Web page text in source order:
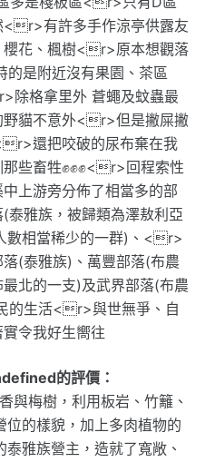
有許多手作涼亭供露友
花、楓樹<r>原本想觀落
是附近沒有果園、茶區
格拿里外 蒼蠅及蚊蟲最
貓不意外<r>但是撇屎撇
還把咬破的尿布棄在我
些畜牲✊✊✊<r>回程索性
上游旁分佈了相當多的部
雅族，被歸類為澤敖利亞
數相當稀少的一群)、<r>
(泰雅族)、萬豐部落(布農
北的一支)及武界部落(布農
的生活<r>與世無爭、自
令我好生嚮往
的評價：
與梅樹，利用板岩、竹籬、
的樣貌，加上多肉植物的
雅族營主，造就了寬敞、